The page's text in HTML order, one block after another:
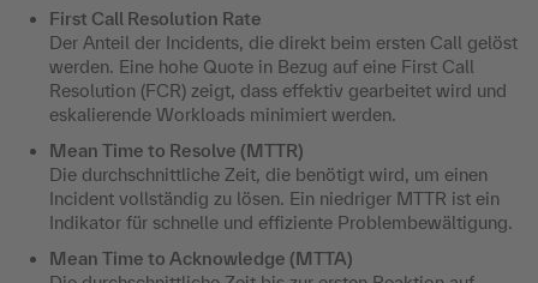
First Call Resolution Rate
Der Anteil der Incidents, die direkt beim ersten Call gelöst
werden. Eine hohe Quote in Bezug auf eine First Call
Resolution (FCR) zeigt, dass effektiv gearbeitet wird und
eskalierende Workloads minimiert werden.
Mean Time to Resolve (MTTR)
Die durchschnittliche Zeit, die benötigt wird, um einen
Incident vollständig zu lösen. Ein niedriger MTTR ist ein
Indikator für schnelle und effiziente Problembewältigung.
Mean Time to Acknowledge (MTTA)